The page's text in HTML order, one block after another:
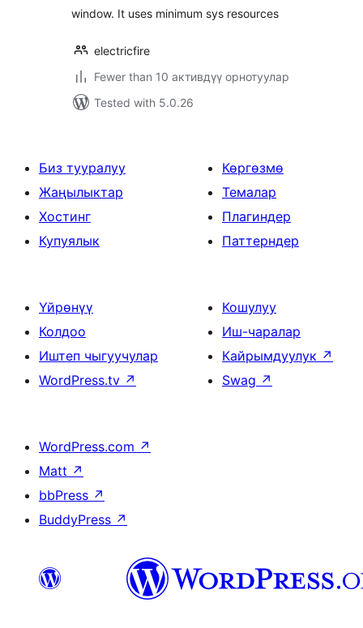
window. It uses minimum sys resources
electricfire
Fewer than 10 активдүү орнотуулар
Tested with 5.0.26
Биз тууралуу
Жаңылыктар
Хостинг
Купуялык
Көргөзмө
Темалар
Плагиндер
Паттерндер
Үйрөнүү
Колдоо
Иштеп чыгуучулар
WordPress.tv ↗
Кошулуу
Иш-чаралар
Кайрымдуулук ↗
Swag ↗
WordPress.com ↗
Matt ↗
bbPress ↗
BuddyPress ↗